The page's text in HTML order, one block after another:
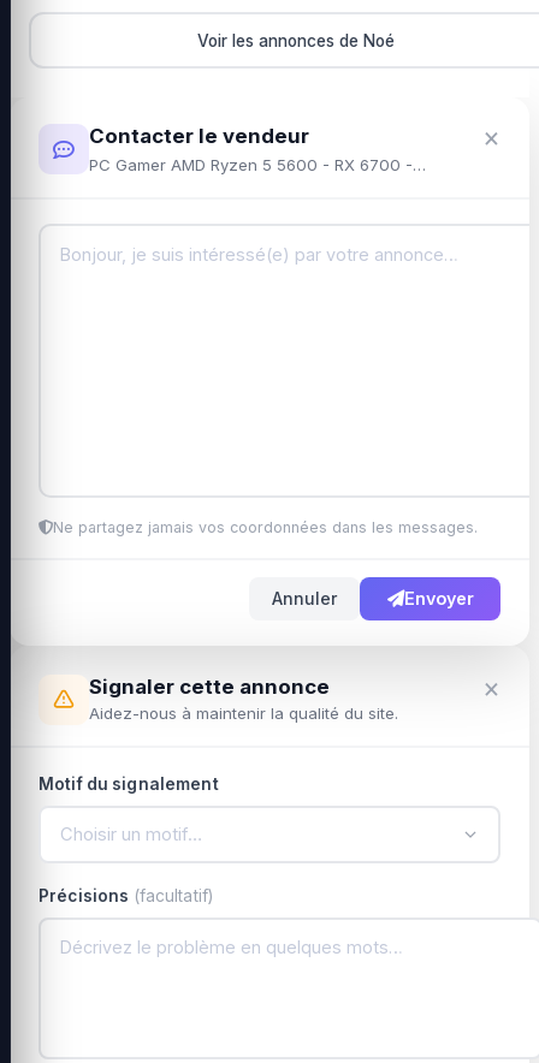
Voir les annonces de Noé
Contacter le vendeur
PC Gamer AMD Ryzen 5 5600 - RX 6700 - 32Go RAM
×
Ne partagez jamais vos coordonnées dans les messages.
Annuler Envoyer
Signaler cette annonce
Aidez-nous à maintenir la qualité du site.
×
Motif du signalement
Choisir un motif…
Précisions (facultatif)